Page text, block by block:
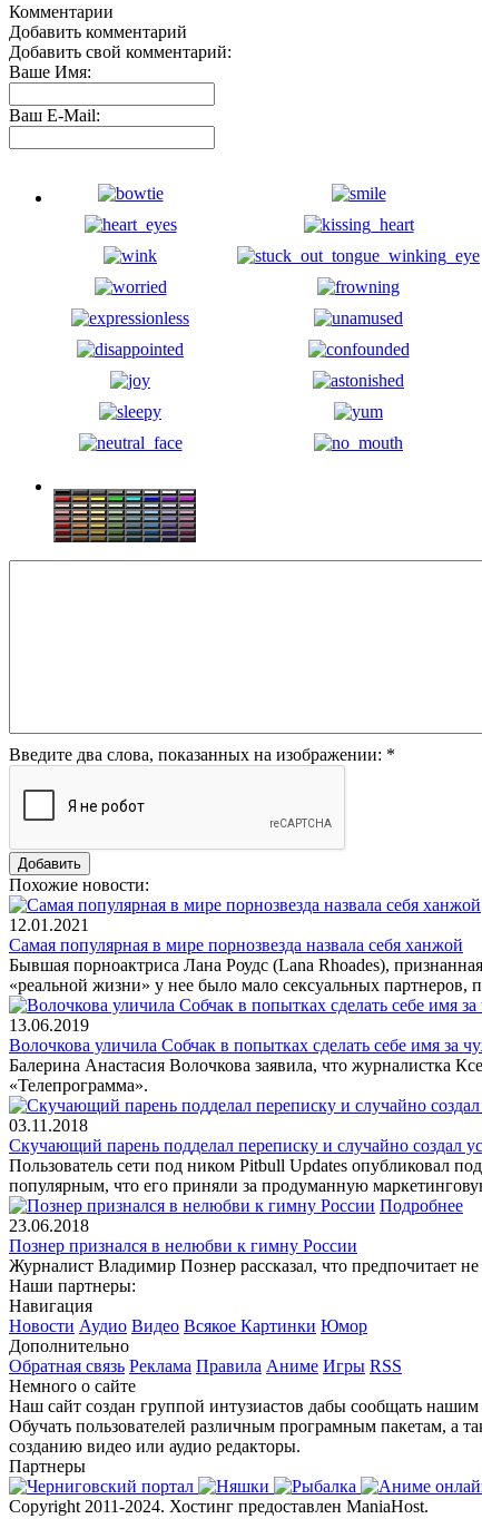
Комментарии
Добавить комментарий
Добавить свой комментарий:
Ваше Имя:
Ваш E-Mail:
Введите два слова, показанных на изображении: *
Похожие новости:
12.01.2021
Самая популярная в мире порнозвезда назвала себя ханжой
Бывшая порноактриса Лана Роудс (Lana Rhoades),
«реальной жизни» у нее было мало сексуальных партнеров,
13.06.2019
Волочкова уличила Собчак в попытках сделать себе имя за
Балерина Анастасия Волочкова заявила, что журналистка
«Телепрограмма».
03.11.2018
Скучающий парень подделал переписку и случайно создал
Пользователь сети под ником Pitbull Updates опубликовал
популярным, что его приняли за продуманную
Подробнее
23.06.2018
Познер признался в нелюбви к гимну России
Журналист Владимир Познер рассказал, что предпочитает
Наши партнеры:
Навигация
Новости Аудио Видео Всякое Картинки Юмор
Дополнительно
Обратная связь Реклама Правила Аниме Игры RSS
Немного о сайте
Наш сайт создан группой интузиастов дабы сообщать
Обучать пользователей различным програмным пакетам, а
созданию видео или аудио редакторы.
Партнеры
Copyright 2011-2024. Хостинг предоставлен ManiaHost.